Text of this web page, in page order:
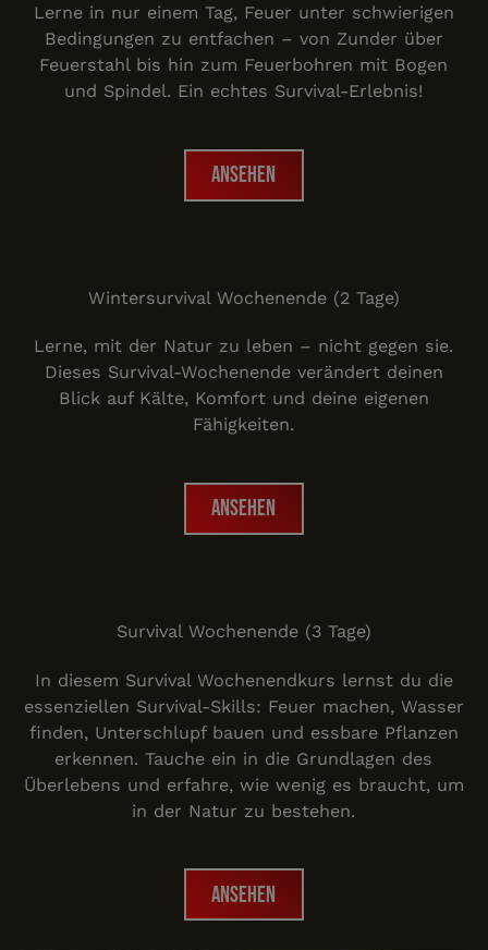
Lerne in nur einem Tag, Feuer unter schwierigen
Bedingungen zu entfachen – von Zunder über
Feuerstahl bis hin zum Feuerbohren mit Bogen
und Spindel. Ein echtes Survival-Erlebnis!
Ansehen
Ansehen
Wintersurvival Wochenende (2 Tage)
Lerne, mit der Natur zu leben – nicht gegen sie.
Dieses Survival-Wochenende verändert deinen
Blick auf Kälte, Komfort und deine eigenen
Fähigkeiten.
Ansehen
Survival Wochenende (3 Tage)
In diesem Survival Wochenendkurs lernst du die
essenziellen Survival-Skills: Feuer machen, Wasser
finden, Unterschlupf bauen und essbare Pflanzen
erkennen. Tauche ein in die Grundlagen des
Überlebens und erfahre, wie wenig es braucht, um
in der Natur zu bestehen.
Ansehen